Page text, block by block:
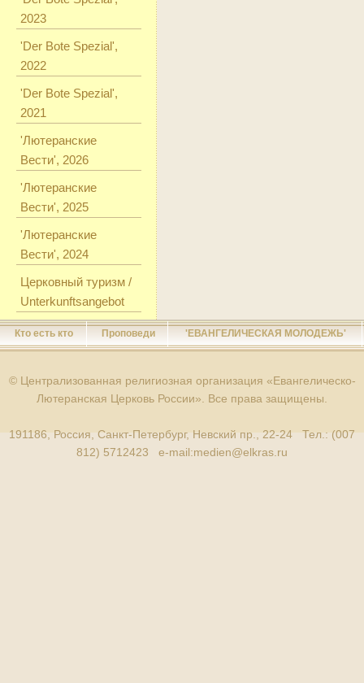
2023
'Der Bote Spezial',
2022
'Der Bote Spezial',
2021
'Лютеранские
Вести', 2026
'Лютеранские
Вести', 2025
'Лютеранские
Вести', 2024
Церковный туризм /
Unterkunftsangebot
Кто есть кто Проповеди 'ЕВАНГЕЛИЧЕСКАЯ МОЛОДЕЖЬ'
© Централизованная религиозная организация «Евангелическо-
Лютеранская Церковь России». Все права защищены.
191186, Россия, Санкт-Петербург, Невский пр., 22-24 Тел.: (007
812) 5712423 e-mail:medien@elkras.ru